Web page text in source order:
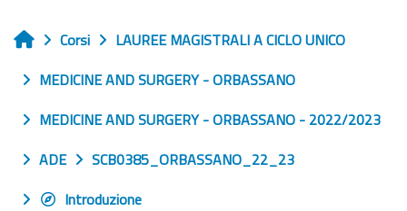
Home
Corsi
LAUREE MAGISTRALI A CICLO UNICO
MEDICINE AND SURGERY - ORBASSANO
MEDICINE AND SURGERY - ORBASSANO - 2022/2023
ADE
SCB0385_ORBASSANO_22_23
Introduzione